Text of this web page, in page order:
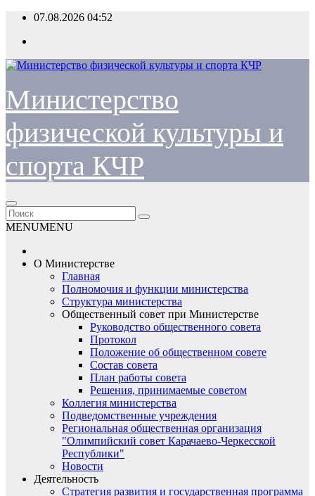
Перейти
содержимому
07.08.2026 04:52
Министерство
физической культуры и
спорта КЧР
MENUMENU
О Министерстве
Главная
Полномочия и функции министерства
Структура министерства
Общественный совет при Министерстве
Руководство общественного совета
Протокол
Положение об общественном совете
Состав совета
План работы совета
Решения, принимаемые советом
Коллегия министерства
Подведомственные учреждения
Региональная общественная организация
"Олимпийский совет Карачаево-Черкесской
Республики"
Новости
Деятельность
Стратегия развития и государственная программа